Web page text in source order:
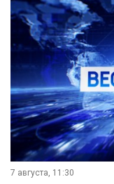
7 августа, 11:30